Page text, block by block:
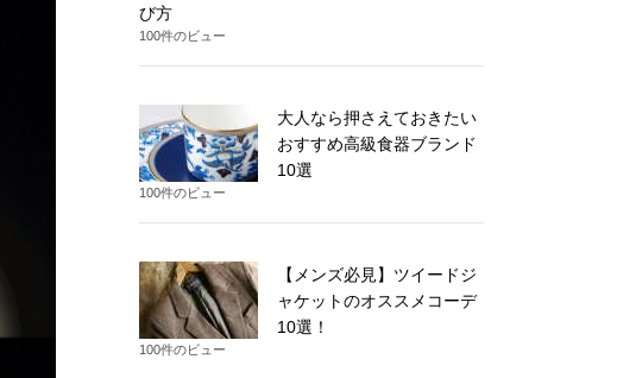
び方
100件のビュー
大人なら押さえておきたい
おすすめ高級食器ブランド
10選
100件のビュー
【メンズ必見】ツイードジ
ャケットのオススメコーデ
10選！
100件のビュー